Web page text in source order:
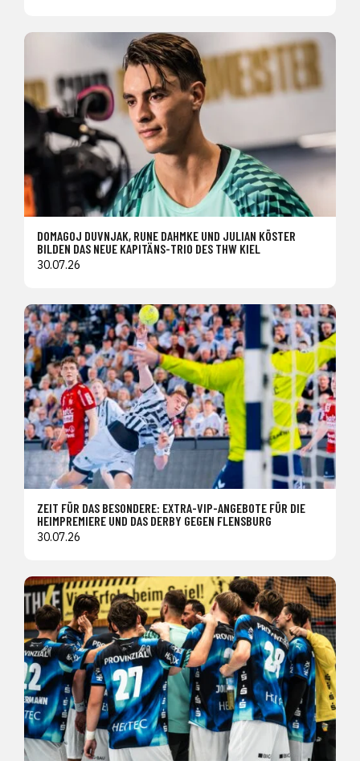
DOMAGOJ DUVNJAK, RUNE DAHMKE UND JULIAN KÖSTER
BILDEN DAS NEUE KAPITÄNS-TRIO DES THW KIEL
30.07.26
ZEIT FÜR DAS BESONDERE: EXTRA-VIP-ANGEBOTE FÜR DIE
HEIMPREMIERE UND DAS DERBY GEGEN FLENSBURG
30.07.26